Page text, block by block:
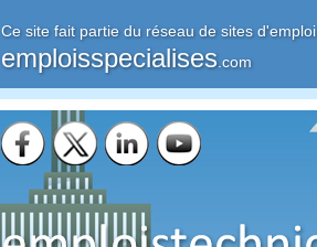
Ce site fait partie du réseau de sites d'emploi
emploisspecialises .com